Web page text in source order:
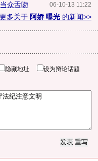
06-10-13 11:22
众舌吻
更多关于 阿娇 曝光 的新闻>>
隐藏地址 设为辩论话题